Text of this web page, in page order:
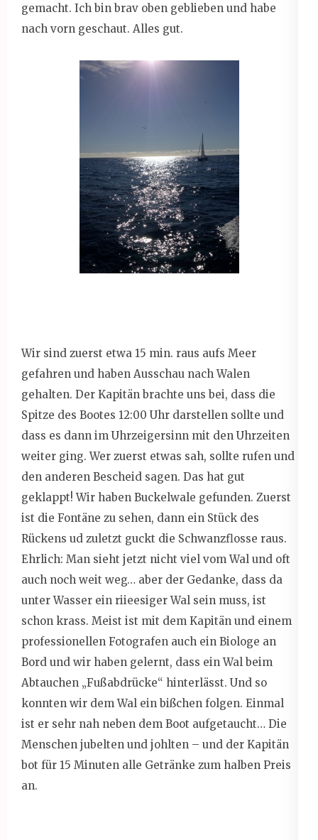
gemacht. Ich bin brav oben geblieben und habe
nach vorn geschaut. Alles gut.
Wir sind zuerst etwa 15 min. raus aufs Meer
gefahren und haben Ausschau nach Walen
gehalten. Der Kapitän brachte uns bei, dass die
Spitze des Bootes 12:00 Uhr darstellen sollte und
dass es dann im Uhrzeigersinn mit den Uhrzeiten
weiter ging. Wer zuerst etwas sah, sollte rufen und
den anderen Bescheid sagen. Das hat gut
geklappt! Wir haben Buckelwale gefunden. Zuerst
ist die Fontäne zu sehen, dann ein Stück des
Rückens ud zuletzt guckt die Schwanzflosse raus.
Ehrlich: Man sieht jetzt nicht viel vom Wal und oft
auch noch weit weg… aber der Gedanke, dass da
unter Wasser ein riieesiger Wal sein muss, ist
schon krass. Meist ist mit dem Kapitän und einem
professionellen Fotografen auch ein Biologe an
Bord und wir haben gelernt, dass ein Wal beim
Abtauchen „Fußabdrücke“ hinterlässt. Und so
konnten wir dem Wal ein bißchen folgen. Einmal
ist er sehr nah neben dem Boot aufgetaucht… Die
Menschen jubelten und johlten – und der Kapitän
bot für 15 Minuten alle Getränke zum halben Preis
an.